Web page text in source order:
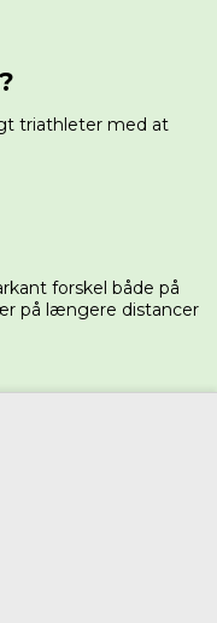
triathleter med at
forskel både på
på længere distancer